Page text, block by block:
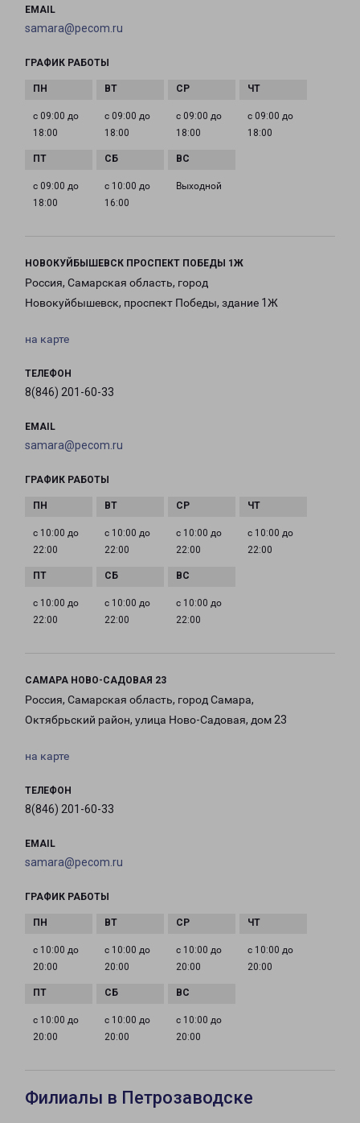
EMAIL
samara@pecom.ru
ГРАФИК РАБОТЫ
с 09:00 до
18:00
с 09:00 до
18:00
с 09:00 до
18:00
с 09:00 до
18:00
с 09:00 до
18:00
с 10:00 до
16:00
Выходной
НОВОКУЙБЫШЕВСК ПРОСПЕКТ ПОБЕДЫ 1Ж
Россия, Самарская область, город
Новокуйбышевск, проспект Победы, здание 1Ж
на карте
ТЕЛЕФОН
8(846) 201-60-33
EMAIL
samara@pecom.ru
ГРАФИК РАБОТЫ
с 10:00 до
22:00
с 10:00 до
22:00
с 10:00 до
22:00
с 10:00 до
22:00
с 10:00 до
22:00
с 10:00 до
22:00
с 10:00 до
22:00
САМАРА НОВО-САДОВАЯ 23
Россия, Самарская область, город Самара,
Октябрьский район, улица Ново-Садовая, дом 23
на карте
ТЕЛЕФОН
8(846) 201-60-33
EMAIL
samara@pecom.ru
ГРАФИК РАБОТЫ
с 10:00 до
20:00
с 10:00 до
20:00
с 10:00 до
20:00
с 10:00 до
20:00
с 10:00 до
20:00
с 10:00 до
20:00
с 10:00 до
20:00
Филиалы в Петрозаводске